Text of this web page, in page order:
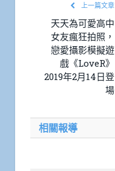
上一篇文章
天天為可愛高中
女友瘋狂拍照，
戀愛攝影模擬遊
戲《LoveR》
2019年2月14日登
場
相關報導